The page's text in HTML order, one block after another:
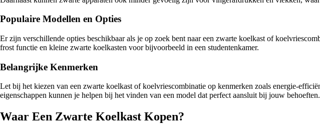
Populaire Modellen en Opties
Er zijn verschillende opties beschikbaar als je op zoek bent naar een zwarte koelkast of
frost functie en kleine zwarte koelkasten voor bijvoorbeeld in een studentenkamer.
Belangrijke Kenmerken
Let bij het kiezen van een zwarte koelkast of koelvriescombinatie op kenmerken zoals energie-
eigenschappen kunnen je helpen bij het vinden van een model dat perfect aansluit bij jouw behoeften.
Waar Een Zwarte Koelkast Kopen?